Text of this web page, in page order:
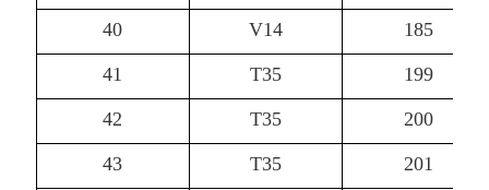
40 V14 185
41 T35 199
42 T35 200
43 T35 201